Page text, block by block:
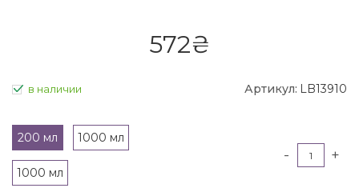
572₴
в наличии Артикул: LB13910
200 мл 1000 мл
1000 мл
- +